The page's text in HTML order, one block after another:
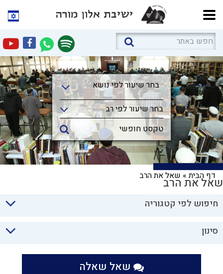
בחר שיעור לפי נושא
בחר שיעור לפי נושא
בחר שיעור לפי רב
דף הבית» שאל את הרבשאל את הרב
חיפוש לפי קטגוריה
סינון
שאל שאלה